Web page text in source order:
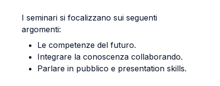
I seminari si focalizzano sui seguenti
argomenti:
Le competenze del futuro.
Integrare la conoscenza collaborando.
Parlare in pubblico e presentation skills.